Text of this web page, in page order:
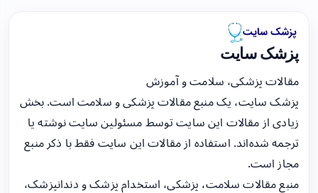
پزشک سایت
مقالات پزشکی، سلامت و آموزش
پزشک سایت، یک منبع مقالات پزشکی و سلامت است. بخش
زیادی از مقالات این سایت توسط مسئولین سایت نوشته یا
ترجمه شده‌اند. استفاده از مقالات این سایت فقط با ذکر منبع
مجاز است.
منبع مقالات سلامت، پزشکی، استخدام پزشک و دندانپزشک،